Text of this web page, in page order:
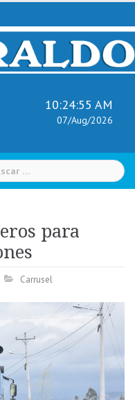
10:24:56 AM
07/Aug/2026
para
Carrusel